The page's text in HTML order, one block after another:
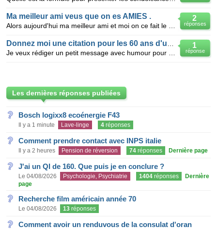
2
réponses
Ma meilleur ami veus que on es AMIES .
1
réponse
Les dernières réponses publiées
Bosch logixx8 ecoénergie F43
Il y a 1 minute Lave-linge 4 réponses
Comment prendre contact avec INPS italie
Il y a 2 heures Pension de réversion 74 réponses Dernière page
J'ai un QI de 160. Que puis je en conclure ?
Le 04/08/2026 Psychologie, Psychiatrie 1404 réponses
Dernière
page
Recherche film américain année 70
Le 04/08/2026 13 réponses
Comment avoir un renduvous de la consulat d'oran